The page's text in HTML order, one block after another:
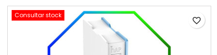
Consultar stock
favorite_border